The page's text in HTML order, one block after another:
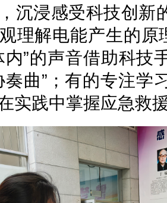
沉浸感受科技创新
理解电能产生的原
内”的声音借助科技
奏曲”；有的专注学
实践中掌握应急救